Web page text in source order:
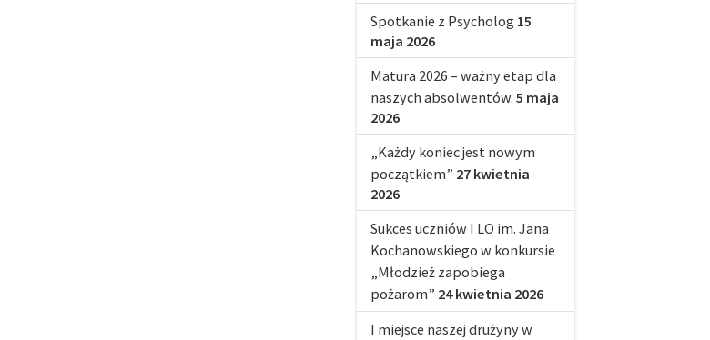
Spotkanie z Psycholog 15
maja 2026
Matura 2026 – ważny etap dla
naszych absolwentów. 5 maja
2026
„Każdy koniec jest nowym
początkiem” 27 kwietnia
2026
Sukces uczniów I LO im. Jana
Kochanowskiego w konkursie
„Młodzież zapobiega
pożarom” 24 kwietnia 2026
I miejsce naszej drużyny w